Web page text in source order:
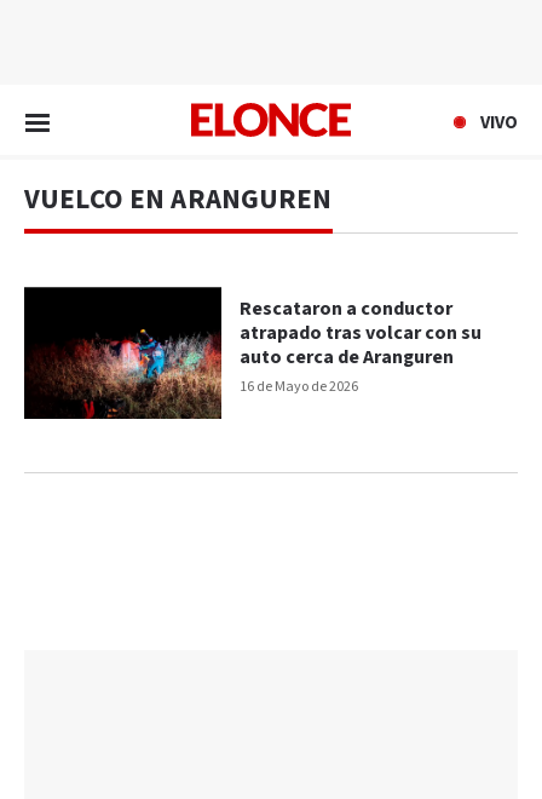
VIVO
VUELCO EN ARANGUREN
16 de Mayo de 2026
Rescataron a conductor
atrapado tras volcar con su
auto cerca de Aranguren